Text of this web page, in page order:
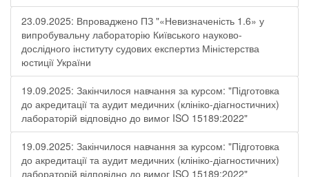
23.09.2025: Впроваджено ПЗ "«Невизначеність 1.6» у
випробувальну лабораторію Київського науково-
дослідного інституту судових експертиз Міністерства
юстиції України
19.09.2025: Закінчилося навчання за курсом: "Підготовка
до акредитації та аудит медичних (клініко-діагностичних)
лабораторій відповідно до вимог ISO 15189:2022"
19.09.2025: Закінчилося навчання за курсом: "Підготовка
до акредитації та аудит медичних (клініко-діагностичних)
лабораторій відповідно до вимог ISO 15189:2022"